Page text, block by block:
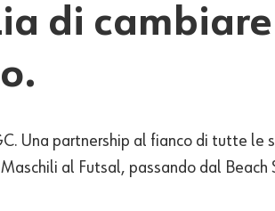
di
Una partnership al fianco di tutte le
Maschili al Futsal, passando dal Beach